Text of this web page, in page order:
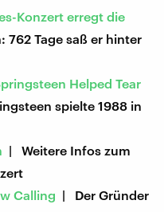
Konzert erregt die
762 Tage saß er hinter
Helped Tear
spielte 1988 in
| Weitere Infos zum
Calling | Der Gründer